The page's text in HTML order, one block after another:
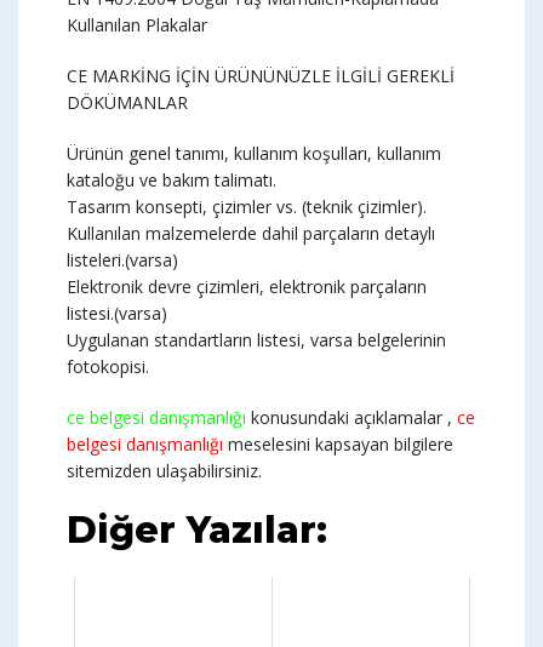
Kullanılan Plakalar
CE MARKİNG İÇİN ÜRÜNÜNÜZLE İLGİLİ GEREKLİ
DÖKÜMANLAR
Ürünün genel tanımı, kullanım koşulları, kullanım
kataloğu ve bakım talimatı.
Tasarım konsepti, çizimler vs. (teknik çizimler).
Kullanılan malzemelerde dahil parçaların detaylı
listeleri.(varsa)
Elektronik devre çizimleri, elektronik parçaların
listesi.(varsa)
Uygulanan standartların listesi, varsa belgelerinin
fotokopisi.
ce belgesi danışmanlığı konusundaki açıklamalar , ce
belgesi danışmanlığı meselesini kapsayan bilgilere
sitemizden ulaşabilirsiniz.
Diğer Yazılar: